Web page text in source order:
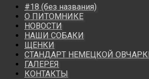
#18 (без названия)
О ПИТОМНИКЕ
НОВОСТИ
НАШИ СОБАКИ
ЩЕНКИ
СТАНДАРТ НЕМЕЦКОЙ
ГАЛЕРЕЯ
КОНТАКТЫ